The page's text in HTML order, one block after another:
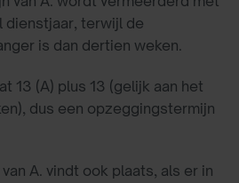
dienstjaar, terwijl de
is dan dertien weken.
13 (A) plus 13 (gelijk aan het
dus een opzeggingstermijn
A. vindt ook plaats, als er in